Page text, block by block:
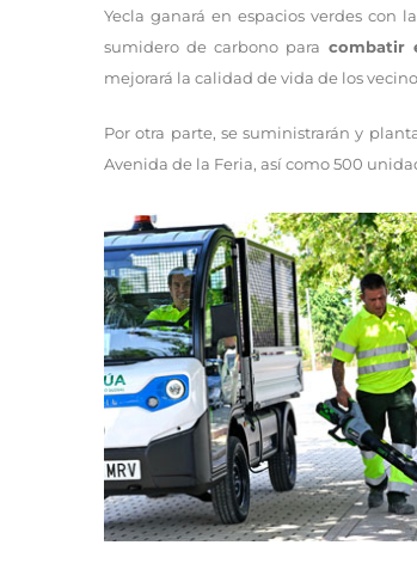
Yecla ganará en espacios verdes con
sumidero de carbono para combatir
mejorará la calidad de vida de los
Por otra parte, se suministrarán y
Avenida de la Feria, así como 500